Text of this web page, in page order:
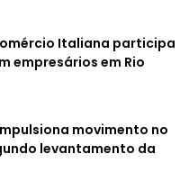
Italiana participa
empresários em Rio
movimento no
levantamento da